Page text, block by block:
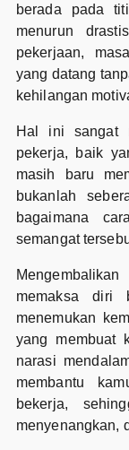
berada pada
menurun
pekerjaan,
yang datang
kehilangan
Hal ini sangat
pekerja, baik
masih baru
bukanlah
bagaimana
semangat
memaksa diri
menemukan
yang membuat
narasi
membantu
bekerja,
menyenangkan,